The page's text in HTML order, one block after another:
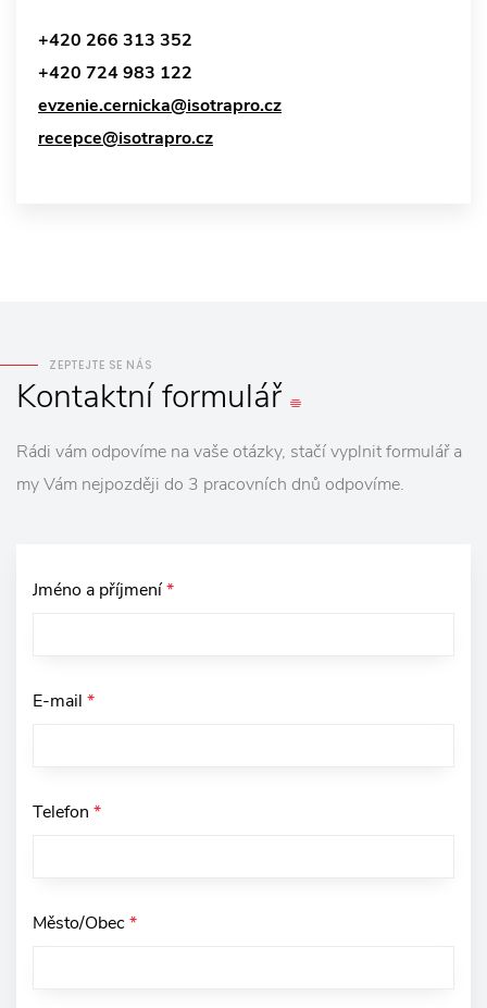
+420 266 313 352
+420 724 983 122
evzenie.cernicka@isotrapro.cz
recepce@isotrapro.cz
ZEPTEJTE SE NÁS
Kontaktníformulář
Rádi vám odpovíme na vaše otázky, stačí vyplnit formulář a
my Vám nejpozději do 3 pracovních dnů odpovíme.
Jméno a příjmení*
E-mail *
Telefon *
Město/Obec*